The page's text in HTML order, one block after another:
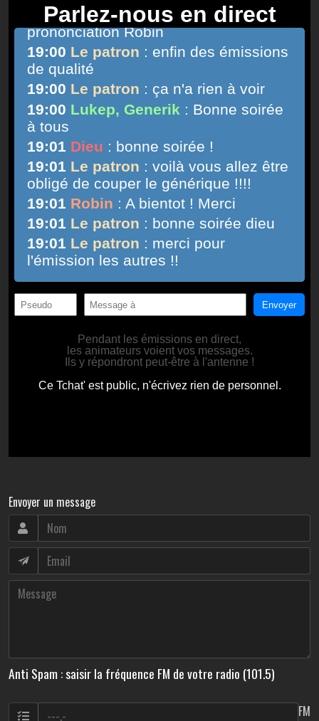
Envoyer un message
Anti Spam : saisir la fréquence FM de votre radio (101.5)
FM